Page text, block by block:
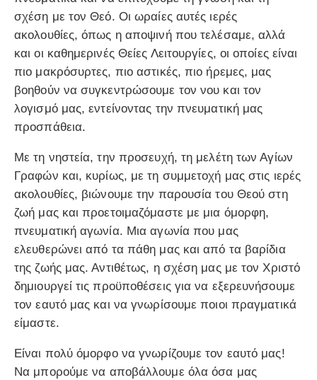
σχέση με τον Θεό. Οι ωραίες αυτές ιερές
ακολουθίες, όπως η αποψινή που τελέσαμε, αλλά
και οι καθημερινές Θείες Λειτουργίες, οι οποίες είναι
πιο μακρόσυρτες, πιο αστικές, πιο ήρεμες, μας
βοηθούν να συγκεντρώσουμε τον νου και τον
λογισμό μας, εντείνοντας την πνευματική μας
προσπάθεια.
Με τη νηστεία, την προσευχή, τη μελέτη των Αγίων
Γραφών και, κυρίως, με τη συμμετοχή μας στις ιερές
ακολουθίες, βιώνουμε την παρουσία του Θεού στη
ζωή μας και προετοιμαζόμαστε με μια όμορφη,
πνευματική αγωνία. Μια αγωνία που μας
ελευθερώνει από τα πάθη μας και από τα βαρίδια
της ζωής μας. Αντιθέτως, η σχέση μας με τον Χριστό
δημιουργεί τις προϋποθέσεις για να εξερευνήσουμε
τον εαυτό μας και να γνωρίσουμε ποιοι πραγματικά
είμαστε.
Είναι πολύ όμορφο να γνωρίζουμε τον εαυτό μας!
Να μπορούμε να αποβάλλουμε όλα όσα μας